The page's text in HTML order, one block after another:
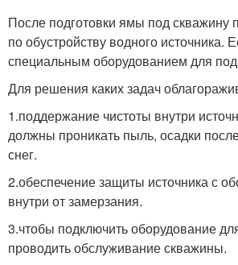
После подготовки ямы под скважину
по обустройству водного источника.
специальным оборудованием для
Для решения каких задач
1.поддержание чистоты внутри
должны проникать пыль, осадки
снег.
2.обеспечение защиты источника с
внутри от замерзания.
3.чтобы подключить оборудование
проводить обслуживание скважины.